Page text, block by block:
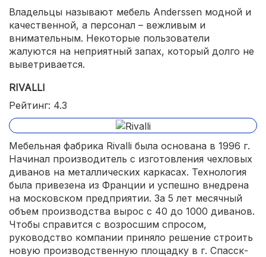
Владельцы называют мебель Anderssen модной и
качественной, а персонал – вежливым и
внимательным. Некоторые пользователи
жалуются на неприятный запах, который долго не
выветривается.
RIVALLI
Рейтинг: 4.3
Мебельная фабрика Rivalli была основана в 1996 г.
Начинал производитель с изготовления чехловых
диванов на металлических каркасах. Технология
была привезена из Франции и успешно внедрена
на московском предприятии. За 5 лет месячный
объем производства вырос с 40 до 1000 диванов.
Чтобы справится с возросшим спросом,
руководство компании приняло решение строить
новую производственную площадку в г. Спасск-